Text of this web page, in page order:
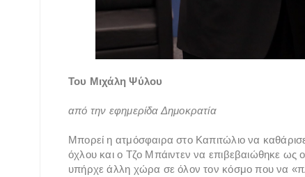
Του Μιχάλη Ψύλου
από την εφημερίδα Δημοκρατία
Μπορεί η ατμόσφαιρα στο Καπιτώλιο να
όχλου και ο Τζο Μπάιντεν να επιβεβαιώθηκε
υπήρχε άλλη χώρα σε όλον τον κόσμο που να